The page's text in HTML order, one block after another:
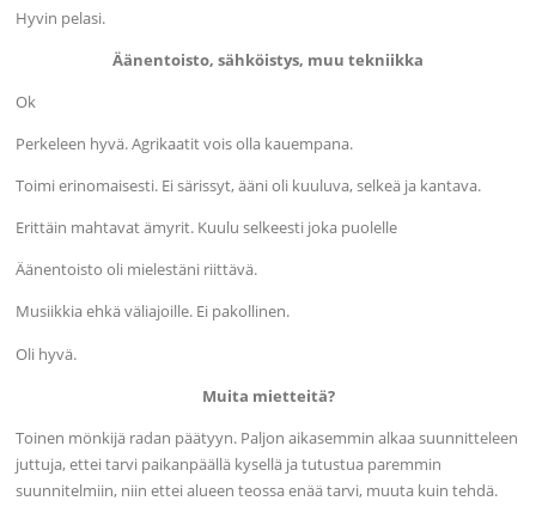
Hyvin pelasi.
Äänentoisto, sähköistys, muu tekniikka
Ok
Perkeleen hyvä. Agrikaatit vois olla kauempana.
Toimi erinomaisesti. Ei särissyt, ääni oli kuuluva, selkeä ja kantava.
Erittäin mahtavat ämyrit. Kuulu selkeesti joka puolelle
Äänentoisto oli mielestäni riittävä.
Musiikkia ehkä väliajoille. Ei pakollinen.
Oli hyvä.
Muita mietteitä?
Toinen mönkijä radan päätyyn. Paljon aikasemmin alkaa suunnitteleen
juttuja, ettei tarvi paikanpäällä kysellä ja tutustua paremmin
suunnitelmiin, niin ettei alueen teossa enää tarvi, muuta kuin tehdä.